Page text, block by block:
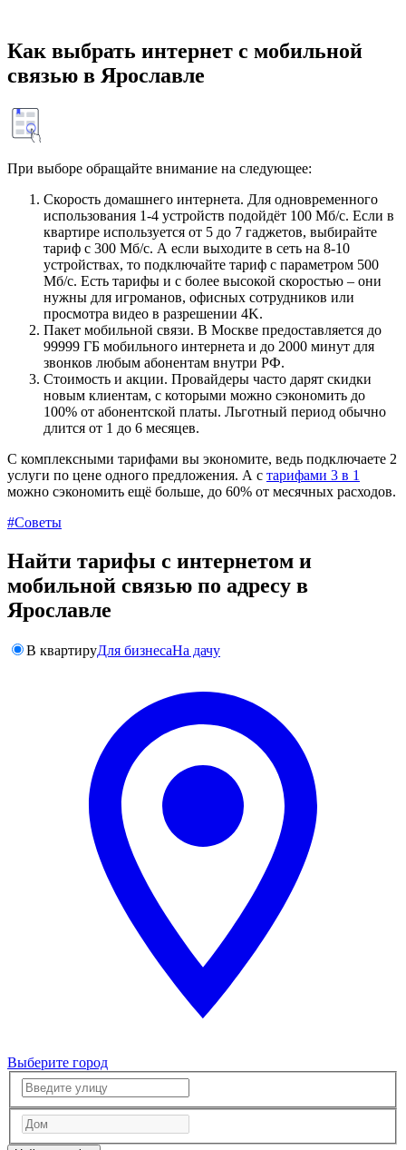
Как выбрать интернет с мобильной
связью в Ярославле
При выборе обращайте внимание на следующее:
Скорость домашнего интернета. Для одновременного
использования 1-4 устройств подойдёт 100 Мб/с. Если в
квартире используется от 5 до 7 гаджетов, выбирайте
тариф с 300 Мб/с. А если выходите в сеть на 8-10
устройствах, то подключайте тариф с параметром 500
Мб/с. Есть тарифы и с более высокой скоростью – они
нужны для игроманов, офисных сотрудников или
просмотра видео в разрешении 4K.
Пакет мобильной связи. В Москве предоставляется до
99999 ГБ мобильного интернета и до 2000 минут для
звонков любым абонентам внутри РФ.
Стоимость и акции. Провайдеры часто дарят скидки
новым клиентам, с которыми можно сэкономить до
100% от абонентской платы. Льготный период обычно
длится от 1 до 6 месяцев.
С комплексными тарифами вы экономите, ведь подключаете 2
услуги по цене одного предложения. А с тарифами 3 в 1
можно сэкономить ещё больше, до 60% от месячных расходов.
#Советы
Найти тарифы с интернетом и
мобильной связью по адресу в
Ярославле
В квартируДля бизнесаНа дачу
Выберите город